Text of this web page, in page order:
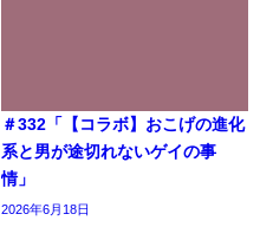
＃332「【コラボ】おこげの進化
系と男が途切れないゲイの事
情」
2026年6月18日